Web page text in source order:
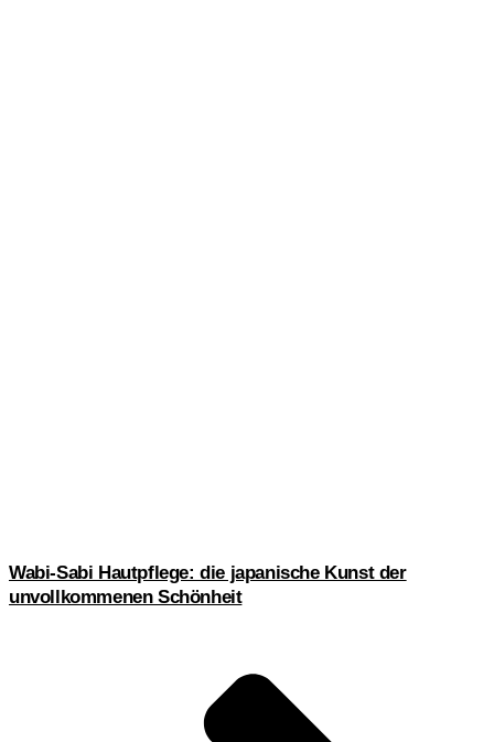
Wabi-Sabi Hautpflege: die japanische Kunst der
unvollkommenen Schönheit